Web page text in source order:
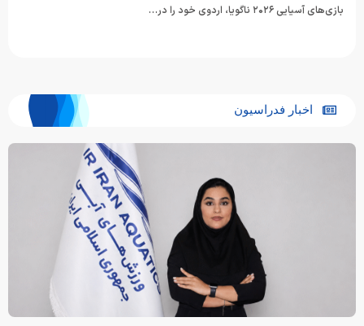
بازی‌های آسیایی ۲۰۲۶ ناگویا، اردوی خود را در…
اخبار فدراسیون